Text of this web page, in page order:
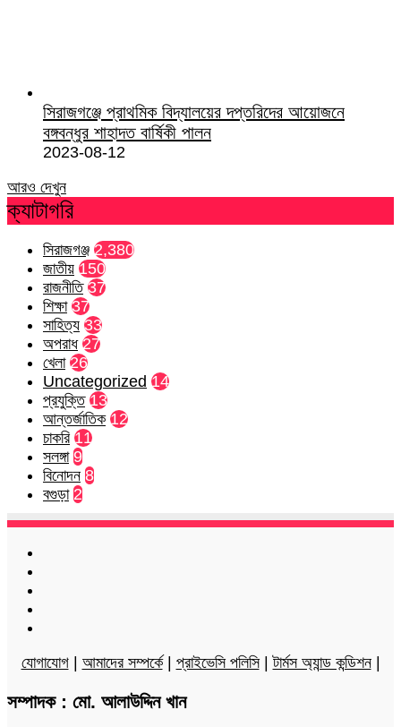
সিরাজগঞ্জে প্রাথমিক বিদ্যালয়ের দপ্তরিদের আয়োজনে
বঙ্গবন্ধুর শাহাদত বার্ষিকী পালন
2023-08-12
আরও দেখুন
ক্যাটাগরি
সিরাজগঞ্জ 2,380
জাতীয় 150
রাজনীতি 37
শিক্ষা 37
সাহিত্য 33
অপরাধ 27
খেলা 26
Uncategorized 14
প্রযুক্তি 13
আন্তর্জাতিক 12
চাকরি 11
সলঙ্গা 9
বিনোদন 8
বগুড়া 2
যোগাযোগ| আমাদের সম্পর্কে| প্রাইভেসি পলিসি|টার্মস অ্যান্ড কন্ডিশন|
সম্পাদক : মো. আলাউদ্দিন খান